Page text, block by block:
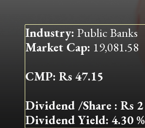
Industry:Public Banks
Market Cap: 19,081.58
CMP: Rs 47.15
Dividend /Share : Rs 2
Dividend Yield: 4.30 %